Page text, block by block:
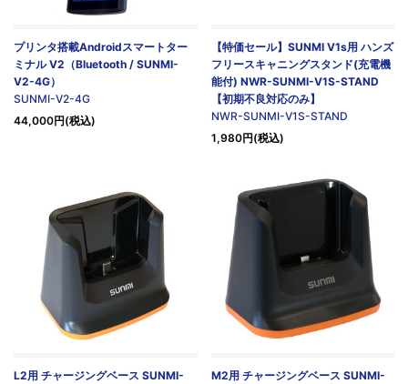
プリンタ搭載Androidスマートター
ミナル V2（Bluetooth / SUNMI-
V2-4G）
SUNMI-V2-4G
44,000円(税込)
【特価セール】SUNMI V1s用 ハンズ
フリースキャニングスタンド(充電機
能付) NWR-SUNMI-V1S-STAND
【初期不良対応のみ】
NWR-SUNMI-V1S-STAND
1,980円(税込)
L2用 チャージングベース SUNMI-
M2用 チャージングベース SUNMI-